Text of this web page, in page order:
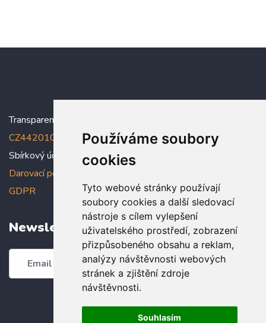
Používáme soubory
cookies
Tyto webové stránky používají
soubory cookies a další sledovací
nástroje s cílem vylepšení
uživatelského prostředí, zobrazení
přizpůsobeného obsahu a reklam,
analýzy návštěvnosti webových
stránek a zjištění zdroje
návštěvnosti.
Souhlasím
Transparentní účet:
CZ4420100000005005005006
Sbírkový účet: 5005005022/2010
Darovací podmínky
GDPR
Newsletter
Odebírat